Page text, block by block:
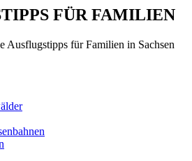
FÜR FAMILIEN
Ausflugstipps für Familien in Sachsen